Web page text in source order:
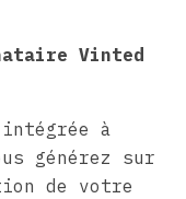
Vinted
à
générez sur
de votre